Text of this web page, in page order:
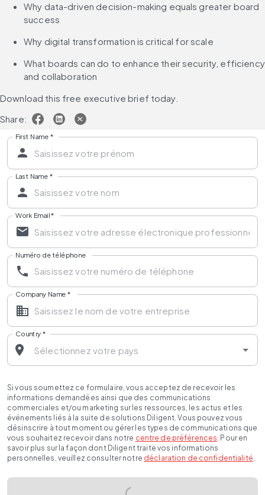
Why data-driven decision-making equals greater board
success
Why digital transformation is critical for scale
What boards can do to enhance their security, efficiency
and collaboration
Download this free executive brief today.
Share:
First Name *
Last Name *
Work Email*
Numéro de téléphone
Company Name *
Country *
Si vous soumettez ce formulaire, vous acceptez de recevoir les
informations demandées ainsi que des communications
commerciales et/ou marketing sur les ressources, les actus et les
événements liés à la suite de solutions Diligent. Vous pouvez vous
désinscrire à tout moment ou gérer les types de communications que
vous souhaitez recevoir dans notre centre de préférences. Pour en
savoir plus sur la façon dont Diligent traite vos informations
personnelles, veuillez consulter notre déclaration de confidentialité.